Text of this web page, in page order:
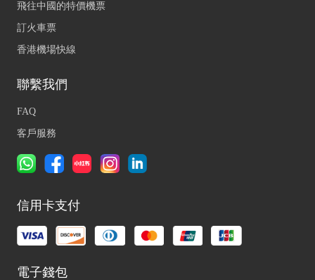
飛往中國的特價機票
訂火車票
香港機場快線
聯繫我們
FAQ
客戶服務
信用卡支付
電子錢包